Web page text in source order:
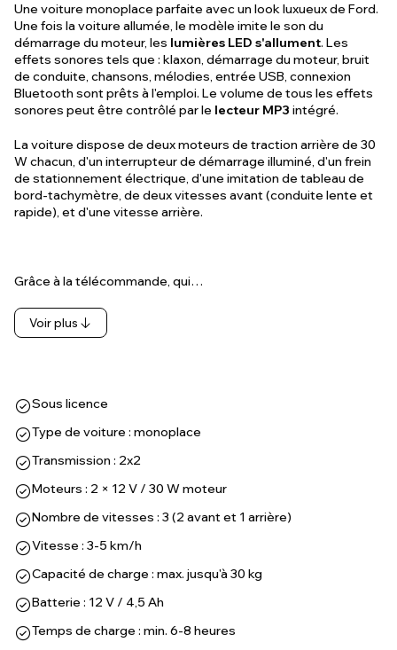
Une voiture monoplace parfaite avec un look luxueux de Ford.
Une fois la voiture allumée, le modèle imite le son du
démarrage du moteur, les lumières LED s'allument. Les
effets sonores tels que : klaxon, démarrage du moteur, bruit
de conduite, chansons, mélodies, entrée USB, connexion
Bluetooth sont prêts à l'emploi. Le volume de tous les effets
sonores peut être contrôlé par le lecteur MP3 intégré.
La voiture dispose de deux moteurs de traction arrière de 30
W chacun, d'un interrupteur de démarrage illuminé, d'un frein
de stationnement électrique, d'une imitation de tableau de
bord-tachymètre, de deux vitesses avant (conduite lente et
rapide), et d'une vitesse arrière.
Grâce à la télécommande, qui…
Voir plus
Sous licence
Type de voiture : monoplace
Transmission : 2x2
Moteurs : 2 × 12 V / 30 W moteur
Nombre de vitesses : 3 (2 avant et 1 arrière)
Vitesse : 3-5 km/h
Capacité de charge : max. jusqu'à 30 kg
Batterie : 12 V / 4,5 Ah
Temps de charge : min. 6-8 heures